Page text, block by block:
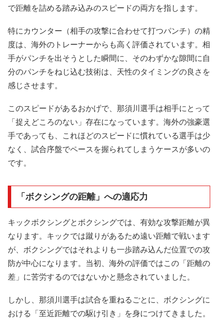
で距離を詰める踏み込みのスピードの両方を指します。
特にカウンター（相手の攻撃に合わせて打つパンチ）の精
度は、海外のトレーナーからも高く評価されています。相
手がパンチを出そうとした瞬間に、そのわずかな隙間に自
分のパンチをねじ込む技術は、天性のタイミングの良さを
感じさせます。
このスピードがあるおかげで、那須川選手は相手にとって
「捉えどころのない」存在になっています。海外の強豪選
手であっても、これほどのスピードに慣れている選手は少
なく、試合序盤でペースを握られてしまうケースが多いの
です。
「ボクシングの距離」への適応力
キックボクシングとボクシングでは、有効な攻撃距離が異
なります。キックでは蹴りがあるため遠い距離で戦います
が、ボクシングではそれよりも一歩踏み込んだ位置での攻
防が中心になります。当初、海外の評価ではこの「距離の
差」に苦労するのではないかと懸念されていました。
しかし、那須川選手は試合を重ねるごとに、ボクシングに
おける「至近距離での駆け引き」を身につけてきました。